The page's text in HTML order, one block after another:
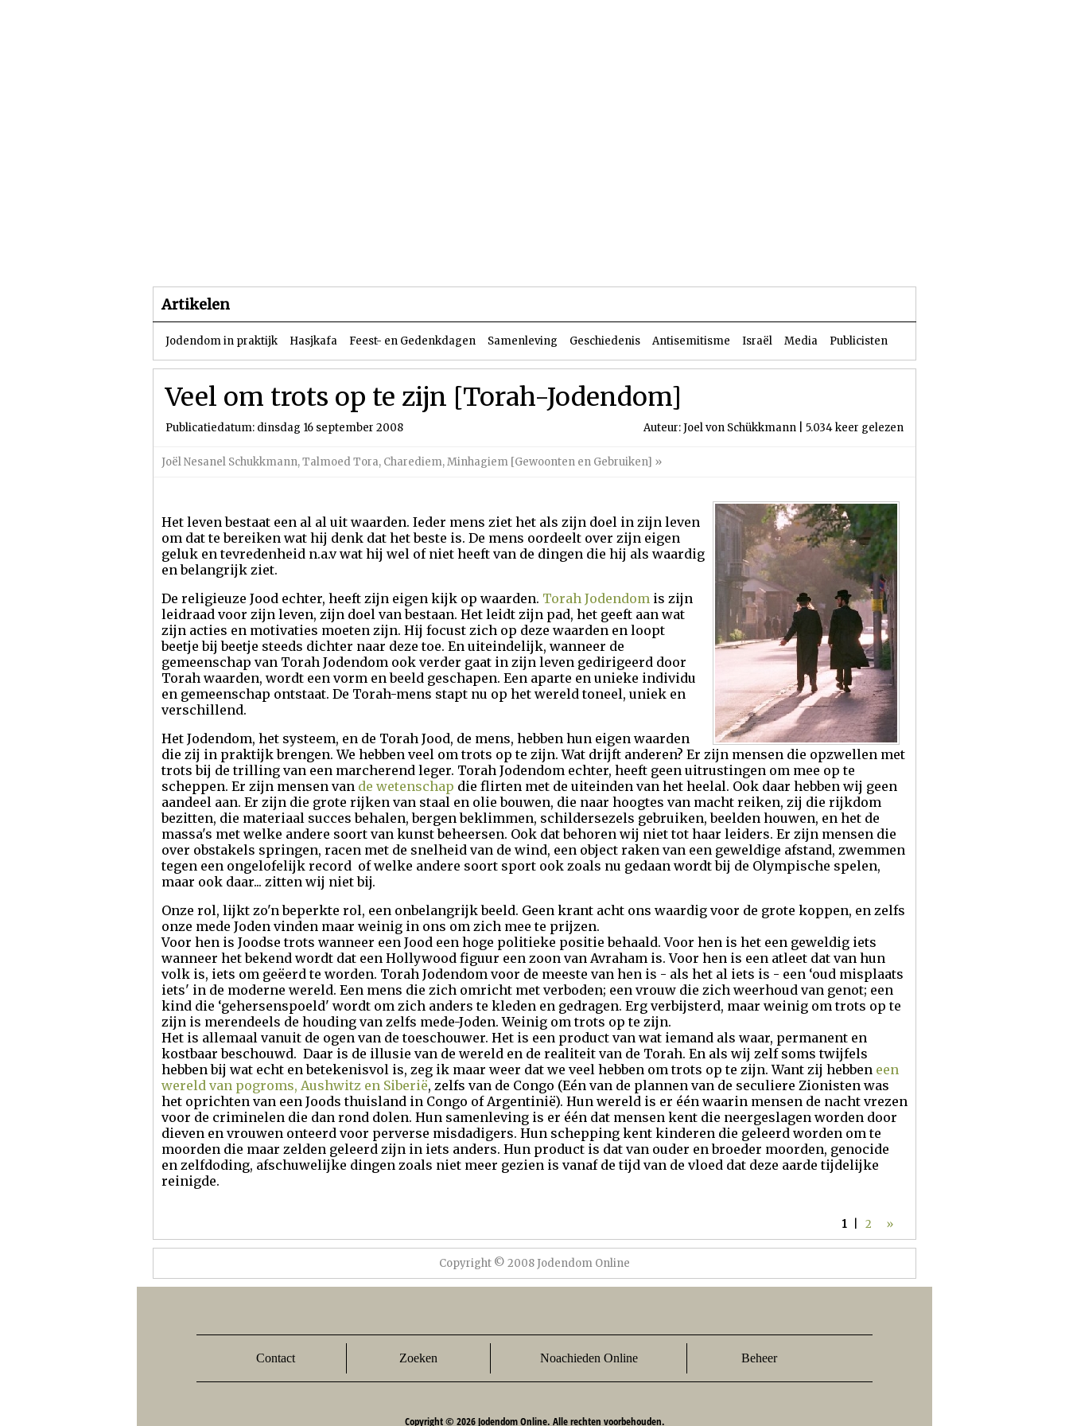
Artikelen
Jodendom in praktijk Hasjkafa Feest- en Gedenkdagen Samenleving Geschiedenis Antisemitisme Israël Media Publicisten
Veel om trots op te zijn [Torah-Jodendom]
Publicatiedatum: dinsdag 16 september 2008 Auteur: Joel von Schükkmann | 5.034 keer gelezen
Joël Nesanel Schukkmann,Talmoed Tora, Charediem,Minhagiem [Gewoonten en Gebruiken] »
Het leven bestaat een al al uit waarden. Ieder mens ziet het als zijn doel in zijn leven
om dat te bereiken wat hij denk dat het beste is. De mens oordeelt over zijn eigen
geluk en tevredenheid n.a.v wat hij wel of niet heeft van de dingen die hij als waardig
en belangrijk ziet.
De religieuze Jood echter, heeft zijn eigen kijk op waarden. Torah Jodendom is zijn
leidraad voor zijn leven, zijn doel van bestaan. Het leidt zijn pad, het geeft aan wat
zijn acties en motivaties moeten zijn. Hij focust zich op deze waarden en loopt
beetje bij beetje steeds dichter naar deze toe. En uiteindelijk, wanneer de
gemeenschap van Torah Jodendom ook verder gaat in zijn leven gedirigeerd door
Torah waarden, wordt een vorm en beeld geschapen. Een aparte en unieke individu
en gemeenschap ontstaat. De Torah-mens stapt nu op het wereld toneel, uniek en
verschillend.
Het Jodendom, het systeem, en de Torah Jood, de mens, hebben hun eigen waarden
die zij in praktijk brengen. We hebben veel om trots op te zijn. Wat drijft anderen? Er zijn mensen die opzwellen met
trots bij de trilling van een marcherend leger. Torah Jodendom echter, heeft geen uitrustingen om mee op te
scheppen. Er zijn mensen van de wetenschap die flirten met de uiteinden van het heelal. Ook daar hebben wij geen
aandeel aan. Er zijn die grote rijken van staal en olie bouwen, die naar hoogtes van macht reiken, zij die rijkdom
bezitten, die materiaal succes behalen, bergen beklimmen, schildersezels gebruiken, beelden houwen, en het de
massa's met welke andere soort van kunst beheersen. Ook dat behoren wij niet tot haar leiders. Er zijn mensen die
over obstakels springen, racen met de snelheid van de wind, een object raken van een geweldige afstand, zwemmen
tegen een ongelofelijk record of welke andere soort sport ook zoals nu gedaan wordt bij de Olympische spelen,
maar ook daar... zitten wij niet bij.
Onze rol, lijkt zo'n beperkte rol, een onbelangrijk beeld. Geen krant acht ons waardig voor de grote koppen, en zelfs
onze mede Joden vinden maar weinig in ons om zich mee te prijzen.
Voor hen is Joodse trots wanneer een Jood een hoge politieke positie behaald. Voor hen is het een geweldig iets
wanneer het bekend wordt dat een Hollywood figuur een zoon van Avraham is. Voor hen is een atleet dat van hun
volk is, iets om geëerd te worden. Torah Jodendom voor de meeste van hen is - als het al iets is - een ‘oud misplaats
iets' in de moderne wereld. Een mens die zich omricht met verboden; een vrouw die zich weerhoud van genot; een
kind die ‘gehersenspoeld' wordt om zich anders te kleden en gedragen. Erg verbijsterd, maar weinig om trots op te
zijn is merendeels de houding van zelfs mede-Joden. Weinig om trots op te zijn.
Het is allemaal vanuit de ogen van de toeschouwer. Het is een product van wat iemand als waar, permanent en
kostbaar beschouwd. Daar is de illusie van de wereld en de realiteit van de Torah. En als wij zelf soms twijfels
hebben bij wat echt en betekenisvol is, zeg ik maar weer dat we veel hebben om trots op te zijn. Want zij hebben een
wereld van pogroms, Aushwitz en Siberië, zelfs van de Congo (Eén van de plannen van de seculiere Zionisten was
het oprichten van een Joods thuisland in Congo of Argentinië). Hun wereld is er één waarin mensen de nacht vrezen
voor de criminelen die dan rond dolen. Hun samenleving is er één dat mensen kent die neergeslagen worden door
dieven en vrouwen onteerd voor perverse misdadigers. Hun schepping kent kinderen die geleerd worden om te
moorden die maar zelden geleerd zijn in iets anders. Hun product is dat van ouder en broeder moorden, genocide
en zelfdoding, afschuwelijke dingen zoals niet meer gezien is vanaf de tijd van de vloed dat deze aarde tijdelijke
reinigde.
1| 2 »
Copyright © 2008 Jodendom Online
Contact Zoeken Noachieden Online Beheer
Copyright © 2026 Jodendom Online. Alle rechten voorbehouden.